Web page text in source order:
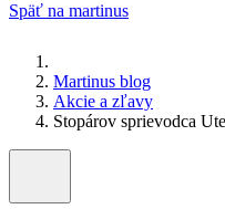
Späť na martinus
Martinus blog
Akcie a zľavy
Stopárov sprievodca